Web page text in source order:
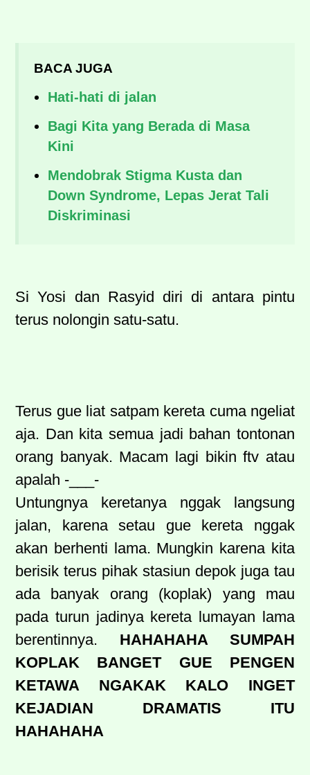
BACA JUGA
Hati-hati di jalan
Bagi Kita yang Berada di Masa
Kini
Mendobrak Stigma Kusta dan
Down Syndrome, Lepas Jerat Tali
Diskriminasi
Si Yosi dan Rasyid diri di antara pintu
terus nolongin satu-satu.
Terus gue liat satpam kereta cuma ngeliat
aja. Dan kita semua jadi bahan tontonan
orang banyak. Macam lagi bikin ftv atau
apalah -___-
Untungnya keretanya nggak langsung
jalan, karena setau gue kereta nggak
akan berhenti lama. Mungkin karena kita
berisik terus pihak stasiun depok juga tau
ada banyak orang (koplak) yang mau
pada turun jadinya kereta lumayan lama
berentinnya. HAHAHAHA SUMPAH
KOPLAK BANGET GUE PENGEN
KETAWA NGAKAK KALO INGET
KEJADIAN DRAMATIS ITU
HAHAHAHA